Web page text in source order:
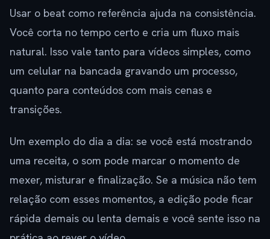
Usar o beat como referência ajuda na consistência.
Você corta no tempo certo e cria um fluxo mais
natural. Isso vale tanto para vídeos simples, como
um celular na bancada gravando um processo,
quanto para conteúdos com mais cenas e
transições.
Um exemplo do dia a dia: se você está mostrando
uma receita, o som pode marcar o momento de
mexer, misturar e finalização. Se a música não tem
relação com esses momentos, a edição pode ficar
rápida demais ou lenta demais e você sente isso na